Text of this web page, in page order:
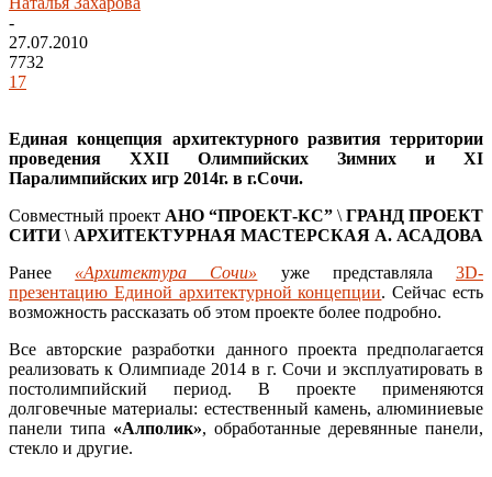
-
27.07.2010
7732
17
Единая концепция архитектурного развития территории
проведения ХХII Олимпийских Зимних и ХI
Паралимпийских игр 2014г. в г.Сочи.
Совместный проект АНО “ПРОЕКТ-КС” \ ГРАНД ПРОЕКТ
СИТИ\ АРХИТЕКТУРНАЯ МАСТЕРСКАЯ А. АСАДОВА
Ранее «Архитектура Сочи» уже представляла3D-
презентацию Единой архитектурной концепции. Сейчас есть
возможность рассказать об этом проекте более подробно.
Все авторские разработки данного проекта предполагается
реализовать к Олимпиаде 2014 в г. Сочи и эксплуатировать в
постолимпийский период. В проекте применяются
долговечные материалы: естественный камень, алюминиевые
панели типа «Алполик», обработанные деревянные панели,
стекло и другие.